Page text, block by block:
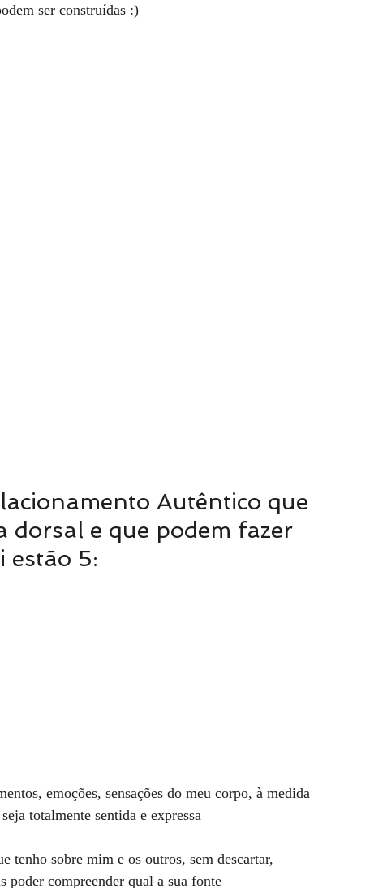
ser construídas :)
Autêntico que
dorsal e que podem fazer
estão 5:
totalmente sentida e expressa
tenho sobre mim e os outros, sem descartar,
poder compreender qual a sua fonte